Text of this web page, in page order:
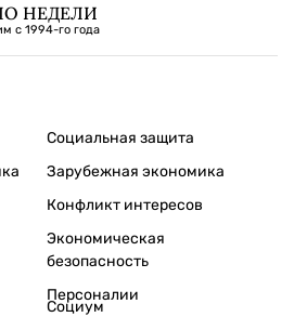
НЕДЕЛИ
с 1994-го года
Социальная защита
Зарубежная экономика
Конфликт интересов
Экономическая
безопасность
Персоналии
Социум